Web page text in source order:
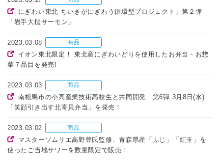
にぎわい東北 ちいきがにぎわう循環型プロジェクト」第２弾
「岩手大槌サーモン」
2023.03.08 商品
イオン東北限定！ 東北産にぎわいどりを使用したお弁当・お惣
菜７品目を発売!
2023.03.03 商品
南相馬市の小高産業技術高校生と共同開発 第6弾 3月8日(水)
「笑顔引き出す北寄貝弁当」を発売！
2023.03.02 商品
マスターソムリエ高野豊氏監修、青森県産「ふじ」「紅玉」を
使ったご当地サワーを数量限定で販売！